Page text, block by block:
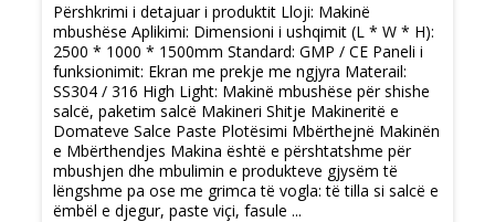
Përshkrimi i detajuar i produktit Lloji: Makinë
mbushëse Aplikimi: Dimensioni i ushqimit (L * W * H):
2500 * 1000 * 1500mm Standard: GMP / CE Paneli i
funksionimit: Ekran me prekje me ngjyra Materail:
SS304 / 316 High Light: Makinë mbushëse për shishe
salcë, paketim salcë Makineri Shitje Makineritë e
Domateve Salce Paste Plotësimi Mbërthejnë Makinën
e Mbërthendjes Makina është e përshtatshme për
mbushjen dhe mbulimin e produkteve gjysëm të
lëngshme pa ose me grimca të vogla: të tilla si salcë e
ëmbël e djegur, paste viçi, fasule ...